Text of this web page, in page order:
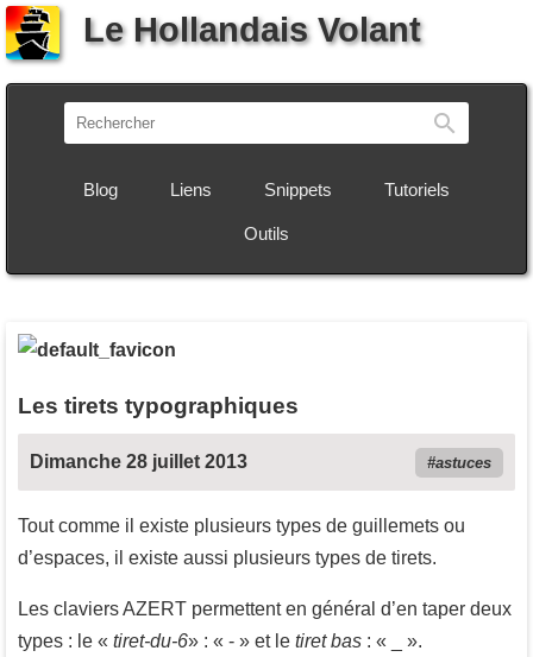
Le Hollandais Volant
Blog Liens Snippets Tutoriels
Outils
Les tirets typographiques
Dimanche 28 juillet 2013 astuces
Tout comme il existe plusieurs types de guillemets ou
d’espaces, il existe aussi plusieurs types de tirets.
Les claviers AZERT permettent en général d’en taper deux
types : le « tiret-du-6» : « - » et le tiret bas : « _ ».